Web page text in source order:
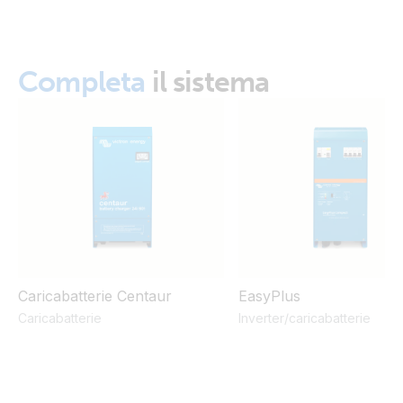
Completa il sistema
Caricabatterie Centaur
Caricabatterie
EasyPlus
Inverter/caricabatterie